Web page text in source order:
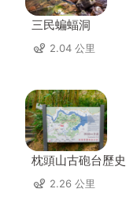
三民蝙蝠洞
2.04 公里
枕頭山古砲台歷
2.26 公里